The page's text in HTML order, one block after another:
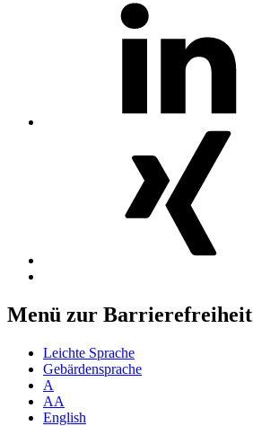
Menü zur Barrierefreiheit
Leichte Sprache
Gebärdensprache
A
AA
English